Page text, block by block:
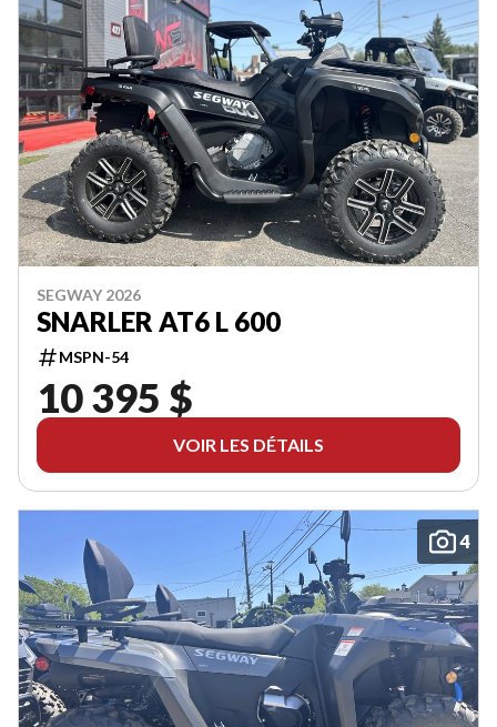
SEGWAY 2026
SNARLER AT6 L 600
MSPN-54
10 395 $
VOIR LES DÉTAILS
4